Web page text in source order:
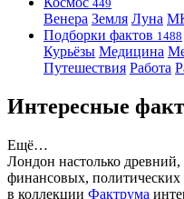
449
Венера Земля Луна
Подборки фактов 1488
Курьёзы Медицина
Путешествия Работа
Интересные
Ещё…
Лондон настолько древний,
финансовых, политических
в коллекции Фактрума